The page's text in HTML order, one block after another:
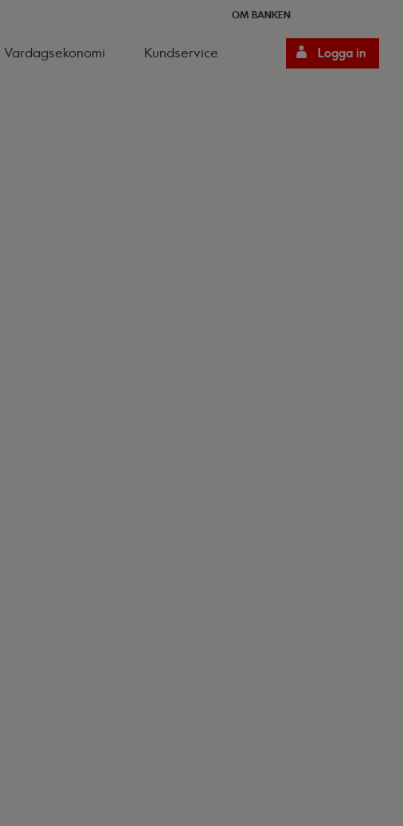
OM BANKEN
Vardagsekonomi Kundservice Logga in